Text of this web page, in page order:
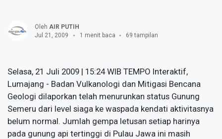
Oleh AIR PUTIH
Jul 21, 2009
1 menit baca 69 tampilan
Selasa, 21 Juli 2009 | 15:24 WIB TEMPO Interaktif,
Lumajang - Badan Vulkanologi dan Mitigasi Bencana
Geologi dilaporkan telah menurunkan status Gunung
Semeru dari level siaga ke waspada kendati aktivitasnya
belum normal. Jumlah gempa letusan setiap harinya
pada gunung api tertinggi di Pulau Jawa ini masih